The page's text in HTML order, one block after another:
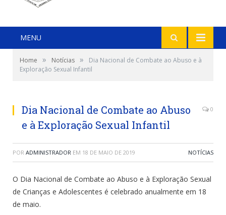
MENU
Home » Notícias »
Dia Nacional de Combate ao Abuso e à
Exploração Sexual Infantil
Dia Nacional de Combate ao Abuso
e à Exploração Sexual Infantil
0
POR ADMINISTRADOR EM 18 DE MAIO DE 2019 NOTÍCIAS
O Dia Nacional de Combate ao Abuso e à Exploração Sexual
de Crianças e Adolescentes é celebrado anualmente em 18
de maio.